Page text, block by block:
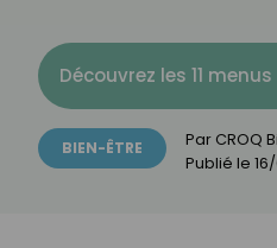
Découvrez les 11 menus
BIEN-ÊTRE Par CROQ
Publié le